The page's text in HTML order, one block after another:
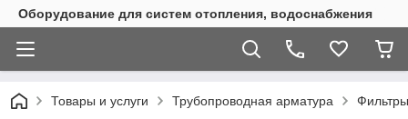
Оборудование для систем отопления, водоснабжения
Товары и услуги Трубопроводная арматура